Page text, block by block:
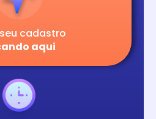
cadastro
aqui